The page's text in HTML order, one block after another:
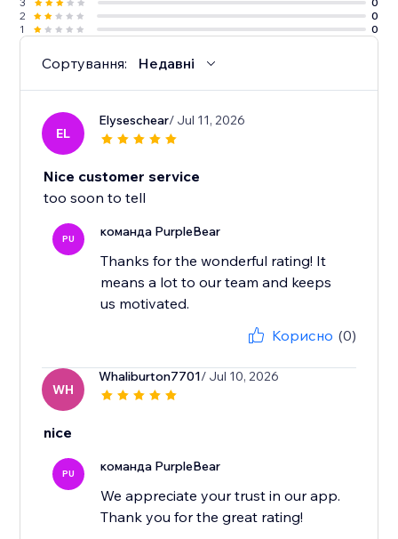
2
0
1
0
Сортування: Недавні
EL
Elyseschear/ Jul 11, 2026
Nice customer service
too soon to tell
PU команда PurpleBear
Thanks for the wonderful rating! It
means a lot to our team and keeps
us motivated.
Корисно (0)
WH
Whaliburton7701/ Jul 10, 2026
nice
PU команда PurpleBear
We appreciate your trust in our app.
Thank you for the great rating!